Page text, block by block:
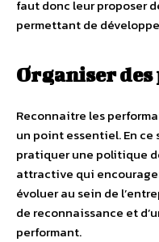
faut donc leur proposer
permettant de
Organiser
Reconnaitre les
un point essentiel. En ce
pratiquer une politique
attractive qui
évoluer au sein de
de reconnaissance et
performant.